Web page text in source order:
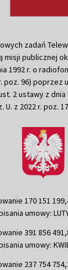
zadań
misji publicznej
1992 r. o
poz. 96)
2 ustawy z dnia
z 2022 r. poz.
170 151
umowy:
391 856
umowy:
237 754